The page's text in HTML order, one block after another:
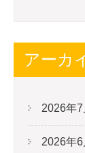
アーカ
2026年7
2026年6